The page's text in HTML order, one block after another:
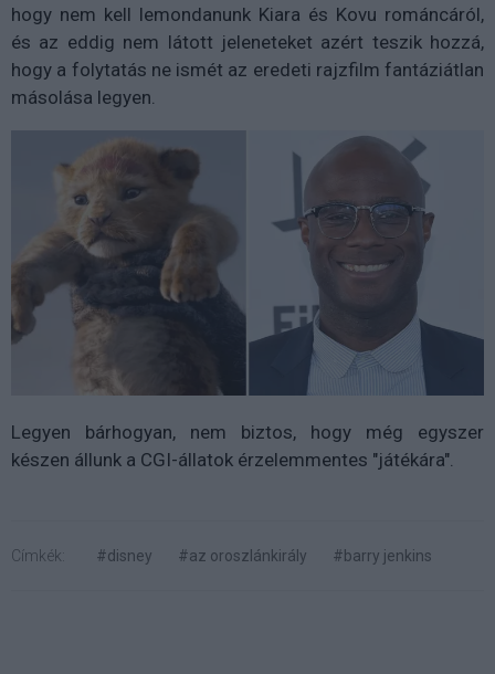
hogy nem kell lemondanunk Kiara és Kovu románcáról,
és az eddig nem látott jeleneteket azért teszik hozzá,
hogy a folytatás ne ismét az eredeti rajzfilm fantáziátlan
másolása legyen.
Legyen bárhogyan, nem biztos, hogy még egyszer
készen állunk a CGI-állatok érzelemmentes "játékára".
Címkék: #disney #az oroszlánkirály #barry jenkins